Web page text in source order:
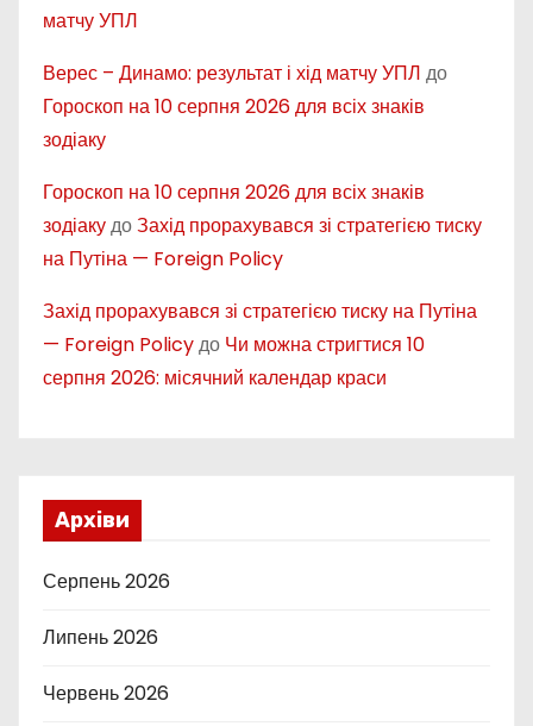
матчу УПЛ
Верес – Динамо: результат і хід матчу УПЛ до
Гороскоп на 10 серпня 2026 для всіх знаків
зодіаку
Гороскоп на 10 серпня 2026 для всіх знаків
зодіакудоЗахід прорахувався зі стратегією тиску
на Путіна — Foreign Policy
Захід прорахувався зі стратегією тиску на Путіна
— Foreign Policyдо Чи можна стригтися 10
серпня 2026: місячний календар краси
Архіви
Серпень 2026
Липень 2026
Червень 2026